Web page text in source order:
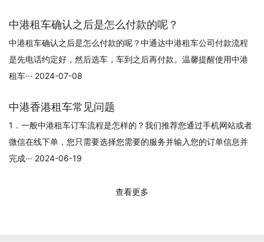
中港租车确认之后是怎么付款的呢？
中港租车确认之后是怎么付款的呢？中通达中港租车公司付款流程
是先电话约定好，然后选车，车到之后再付款。温馨提醒使用中港
租车··· 2024-07-08
中港香港租车常见问题
1．一般中港租车订车流程是怎样的？我们推荐您通过手机网站或者
微信在线下单，您只需要选择您需要的服务并输入您的订单信息并
完成··· 2024-06-19
查看更多